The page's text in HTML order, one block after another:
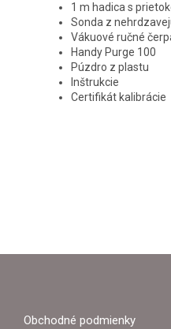
1 m hadica s
Sonda z
Vákuové ručné
Handy Purge 100
Púzdro z plastu
Inštrukcie
Certifikát kalibrácie
Z
Obchodné podmienky